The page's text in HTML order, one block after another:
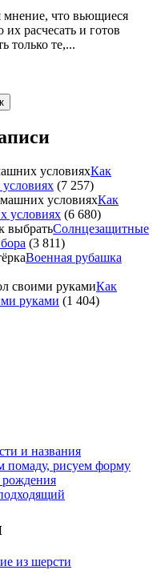
мнение, что вьющиеся
расчесать и готов
только те,...
Как
(7 257)
Как
условиях (6 680)
Солнцезащитные
(3 811)
Военная рубашка
Как
руками (1 404)
и названия
помаду, рисуем форму
рождения
из шерсти